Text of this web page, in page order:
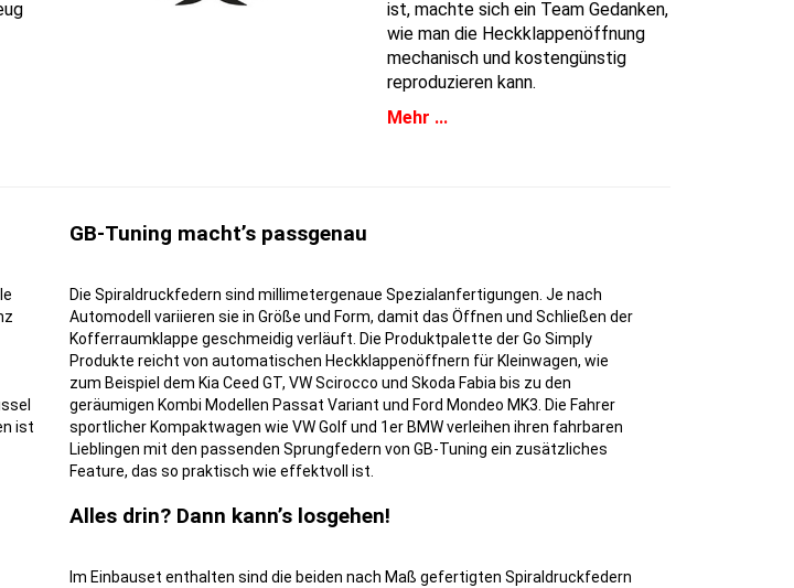
ist, machte sich ein Team Gedanken,
wie man die Heckklappenöffnung
mechanisch und kostengünstig
reproduzieren kann.
Mehr ...
ist
GB-Tuning macht’s passgenau
Die Spiraldruckfedern sind millimetergenaue Spezialanfertigungen. Je nach
Automodell variieren sie in Größe und Form, damit das Öffnen und Schließen der
Kofferraumklappe geschmeidig verläuft. Die Produktpalette der Go Simply
Produkte reicht von automatischen Heckklappenöffnern für Kleinwagen, wie
zum Beispiel dem Kia Ceed GT, VW Scirocco und Skoda Fabia bis zu den
geräumigen Kombi Modellen Passat Variant und Ford Mondeo MK3. Die Fahrer
sportlicher Kompaktwagen wie VW Golf und 1er BMW verleihen ihren fahrbaren
Lieblingen mit den passenden Sprungfedern von GB-Tuning ein zusätzliches
Feature, das so praktisch wie effektvoll ist.
Alles drin? Dann kann’s losgehen!
Im Einbauset enthalten sind die beiden nach Maß gefertigten Spiraldruckfedern